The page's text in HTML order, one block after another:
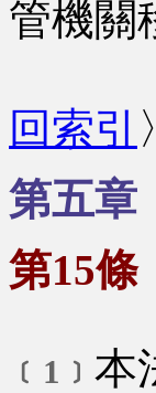
管機關
回索引
第五
第15條
﹝1﹞ 本